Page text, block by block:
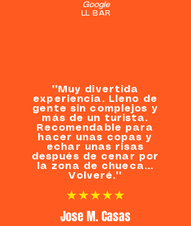
Google
LL BAR
""Muy divertida
experiencia. Lleno de
gente sin complejos y
más de un turista.
Recomendable para
hacer unas copas y
echar unas risas
después de cenar por
la zona de chueca...
Volveré.""
★★★★★
Jose M. Casas